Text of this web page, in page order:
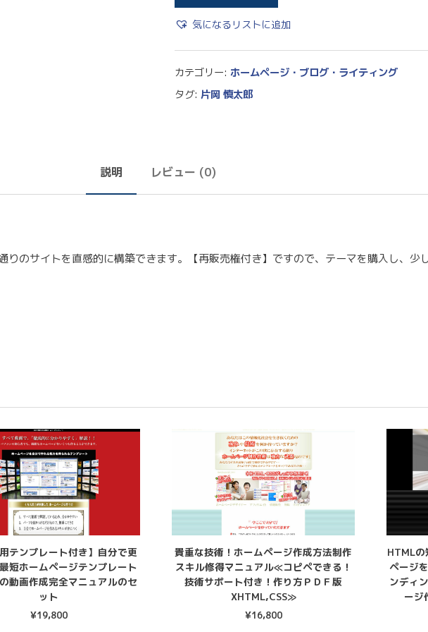
気になるリストに追加
カテゴリー: ホームページ・ブログ・ライティング
タグ: 片岡 慎太郎
説明 レビュー (0)
のサイトを直感的に構築できます。【再販売権付き】ですので、テーマを購入し、少
テンプレート付き】自分で更
短ホームページテンプレート
動画作成完全マニュアルのセ
ット
¥19,800
貴重な技術！ホームページ作成方法制作
スキル修得マニュアル≪コピペできる！
技術サポート付き！作り方ＰＤＦ版
XHTML,CSS≫
¥16,800
HTMLの
ページ
ンディ
ージ